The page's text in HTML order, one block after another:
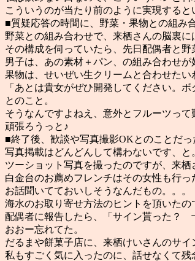
こういうのが当たり前のように実現すると
■質疑応答の時間に、野菜・果物との組み
野菜との組み合わせで、来栖さんの脳裏
その構成を伺っていたら、先日配偶者と
男子は、あの素材＋パン、の組み合わせ
果物は、せいぜい生クリームと合わせた
「あとは貴女がぜひ開発してください。ボ
とのこと。
そうなんですよねえ、意外とフルーツって
頑張ろうっと♪
■終了後、歓談や写真撮影OKとのことだ
写真掲載はどんどんして構わないです、と
ツーショット写真を撮ったのですが、来栖
白金台のお薦めフレンチはその女性も行
お話聞いてておいしそうなんだもの。。。
海水のお取り寄せ方法のヒントを頂いたの
配偶者に報告したら、「サイン貰った？
おおー忘れてた。
だるまや餅菓子店に、来栖けいさんのサ
私もすごく気に入ったのに、話せなくて残